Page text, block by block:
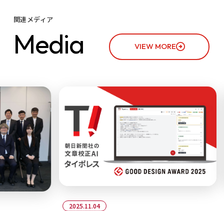
関連メディア
Media VIEW MORE
2025.11.04